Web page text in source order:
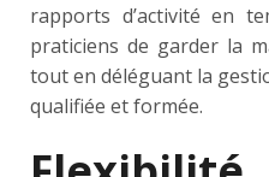
rapports d’activité en
praticiens de garder la
tout en déléguant la
qualifiée et formée.